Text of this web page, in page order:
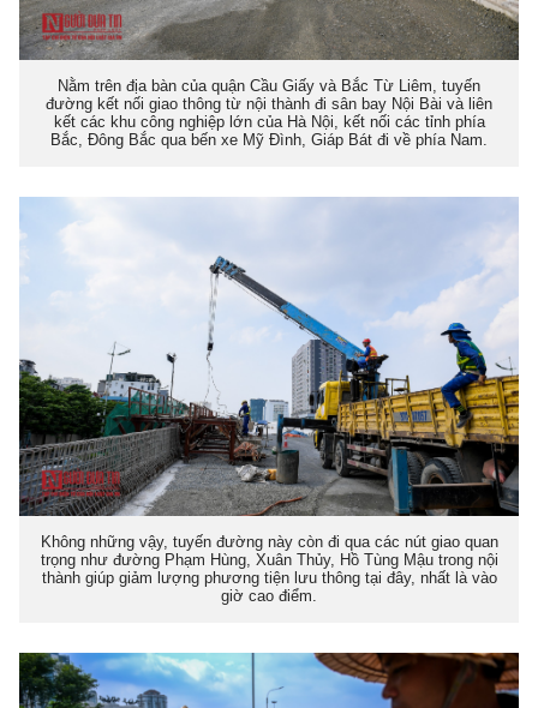
Nằm trên địa bàn của quận Cầu Giấy và Bắc Từ Liêm, tuyến
đường kết nối giao thông từ nội thành đi sân bay Nội Bài và liên
kết các khu công nghiệp lớn của Hà Nội, kết nối các tỉnh phía
Bắc, Đông Bắc qua bến xe Mỹ Đình, Giáp Bát đi về phía Nam.
Không những vậy, tuyến đường này còn đi qua các nút giao quan
trọng như đường Phạm Hùng, Xuân Thủy, Hồ Tùng Mậu trong nội
thành giúp giảm lượng phương tiện lưu thông tại đây, nhất là vào
giờ cao điểm.